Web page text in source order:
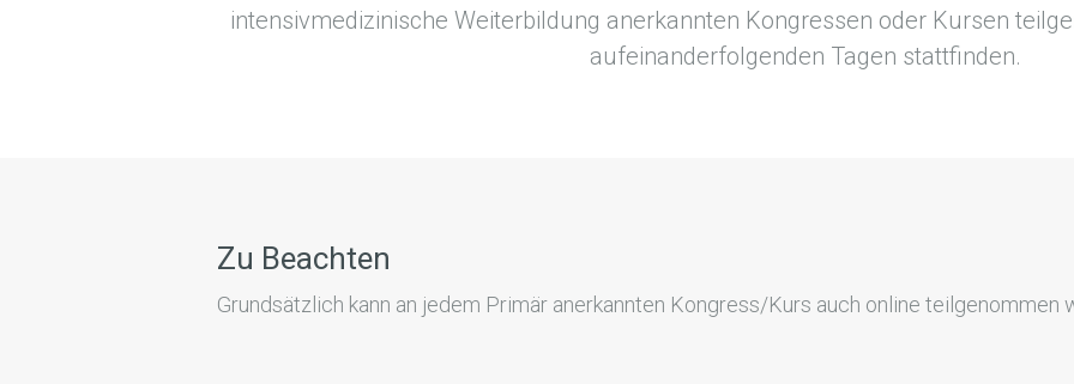
intensivmedizinische Weiterbildung anerkannten Kongressen oder Kursen
aufeinanderfolgenden Tagen stattfinden.
Zu Beachten
Grundsätzlich kann an jedem Primär anerkannten Kongress/Kurs auch online teilgenommen